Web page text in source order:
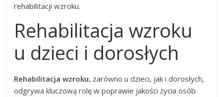
rehabilitacji wzroku.
Rehabilitacja wzroku
u dzieci i dorosłych
Rehabilitacja wzroku, zarówno u dzieci, jak i dorosłych,
odgrywa kluczową rolę w poprawie jakości życia osób